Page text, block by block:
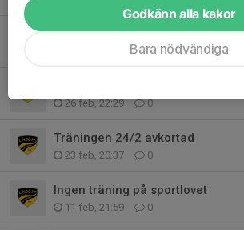
Träningen 17/3 är inställd
0
26 feb, 22:29 0
Träningen 24/2 avkortad
23 feb, 20:37 0
Ingen träning på sportlovet
11 feb, 21:59 0
Godkänn alla kakor
Bara nödvändiga